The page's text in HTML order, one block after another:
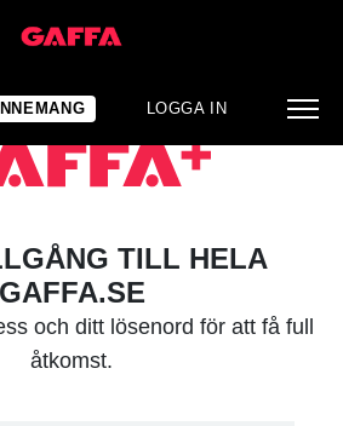
LOGGA IN
TILL HELA
GAFFA.SE
och ditt lösenord för att få full
åtkomst.